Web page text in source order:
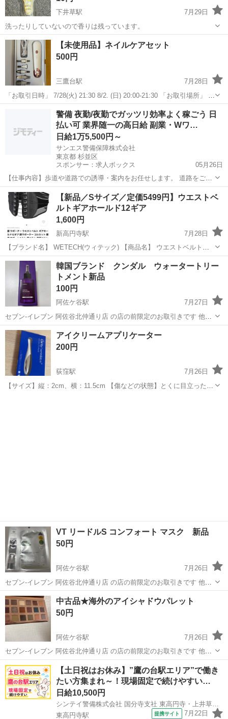
下井草駅
7月29日
洗ったりしていないので香りは残っています。
東京 杉並区 下井草駅 香水
【未使用品】ネイルケアセット
500円
三鷹台駅
7月28日
「お取引日時」 7/28(火) 21:30 8/2. (日) 20:00-21:30 「お取引場所」 セ
ブンイレブン吉祥寺立教通り店 ◾️お問い合わせの際、希望日時をご記
杉並区 三鷹台駅 ネイル
警備 夜勤/夜勤でガッツリ効率よく稼ごう 日
払い可 業界随一の高日給 副業・Wワ…
日給1万5,500円～
サンエス警備保障株式会社
東京都 杉並区
スポンサー：求人ボックス
05月26日
【仕事内容】歩道や道路での誘導・案内をお任せします。 道路をご利
用される車両や歩行者の方が安全に安心して通行するために適切に誘
導してください。 勤務地へは直行直帰OKです! <未経験でも安心!!> 丁
寧な研修20hで基本的な知識を...
アルバイト・パート
【新品／Sサイズ／定価5499円】ウエストベ
ルトギアホールド12ギア
1,600円
新高円寺駅
7月28日
【ブランド名】 WETECH(ウィテック) 【商品名】 ウエストベルトギ
アホールド12ギア 【商品説明】 【12個のギアで腰全体をホール
ド！】 腰を立ち上げて美しい姿勢をキープ☆「ウエストベルト ギア
ホールド12ギア」が登場...
東京 杉並区 新高円寺駅 その他 骨盤
韓国ブランド クンダル ウォータートリー
トメント新品
100円
阿佐ケ谷駅
7月27日
セブン-イレブン 阿佐谷北仲通り店 の店の前限定のお取引きです 他の
場所は不可です。 取引時間は、プロフィール記載あります よろしくお
願い申し上げます。 韓国ブランドのKUNDAL イランイランの香り ウ
ォ...
東京 杉並区 阿佐ケ谷駅 ヘアケア トリートメント
アイクリームアプリケーター
200円
荻窪駅
7月26日
【サイズ】縦：2cm、横：11.5cm 【傷などの状態】とくに目立った傷
VT リードルS コンフォート マスク 新品
50円
阿佐ケ谷駅
7月26日
セブン-イレブン 阿佐谷北仲通り店 の店の前限定のお取引きです 他の
場所は不可です。 取引時間は、プロフィール記載あります よろしくお
願い申し上げます。 2ステップのリードルショットのスキンケア 一回
分のシー...
東京 杉並区 阿佐ケ谷駅 スキンケア マスク
中古品★海外のアイシャドウパレット
50円
阿佐ケ谷駅
7月26日
セブン-イレブン 阿佐谷北仲通り店 の店の前限定のお取引きです 他の
場所は不可です。 取引時間は、プロフィール記載あります よろしくお
願い申し上げます。 イギリスサイトで買いました アイシャドウパレッ
トです ...
東京 杉並区 阿佐ケ谷駅 メイクアップ 海外
【土日祝はお休み】”鷹の台駅エリア”で働き
たい方集まれ～！現場固定で続けやすい…
日給10,500円
シンテイ警備株式会社 国分寺支社 東高円寺・上井草・久我山(37)エリア/A3203200124
東高円寺駅
提携サイト 7月22日